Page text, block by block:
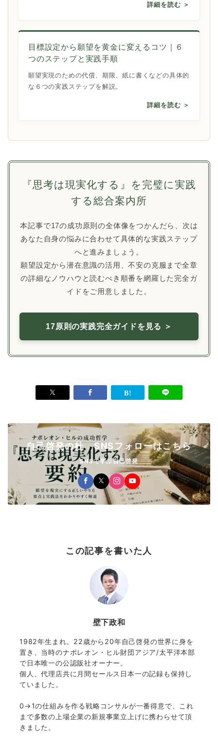
詳細を読む ＞
目標設定から願望を黄金に変えるコツ｜６
つのステップと実践手順
願望実現のための代償、期限、紙に書くなどの具体的
な６つの実践ステップを解説。
詳細を読む ＞
『思考は現実化する』を完璧に実践
する総合案内所
本記事で17の成功原則の全体像をつかんだら、次は
あなた自身の悩みに合わせて具体的な実践ステップ
へと進みましょう。
願望設定から潜在意識の活用、不安の克服まで全章
の詳細なノウハウと読むべき順番を網羅した完全ガ
イドをご用意しました。
17原則の実践完全ガイドを見る ＞
自己啓発の杜 SNSフォローはこちら
SNSで学ぶ自己啓発
この記事を書いた人
壁下政和
1982年生まれ。22歳から20年自己啓発の世界に身を
置き、当時のナポレオン・ヒル財団アジア/太平洋本部
で日本唯一の公認販社オーナー。
個人、代理店共に月間セールス日本一の記録も保持し
ていました。
0→1の仕組みを作る戦略コンサルが一番得意で、これ
まで多数の上場企業の新規事業立上げに携わらせて頂
きました。